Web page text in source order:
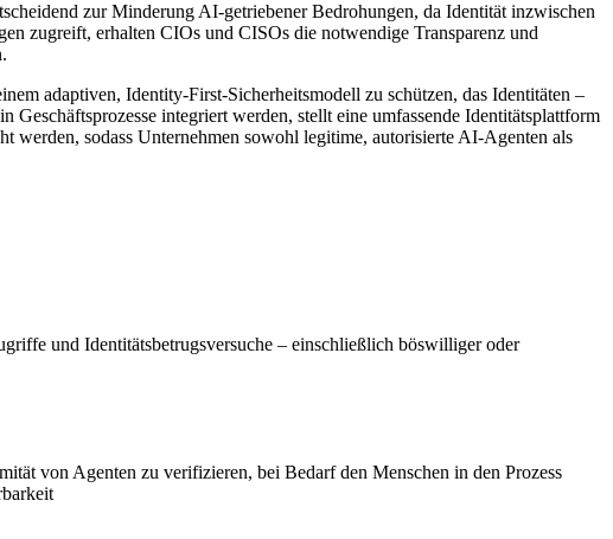
zur Minderung AI-getriebener Bedrohungen, da Identität inzwischen
zugreift, erhalten CIOs und CISOs die notwendige Transparenz und
adaptiven, Identity-First-Sicherheitsmodell zu schützen, das Identitäten –
integriert werden, stellt eine umfassende Identitätsplattform
werden, sodass Unternehmen sowohl legitime, autorisierte AI-Agenten als
und Identitätsbetrugsversuche – einschließlich böswilliger oder
von Agenten zu verifizieren, bei Bedarf den Menschen in den Prozess